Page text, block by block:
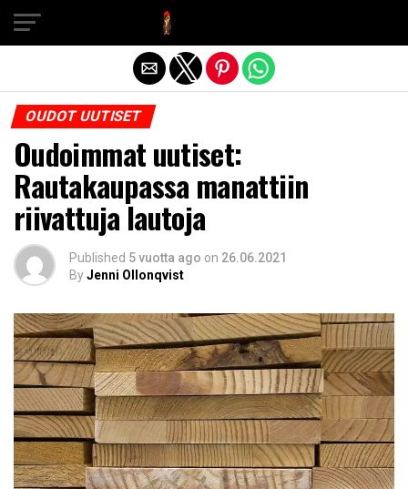
OUDOT UUTISET
Oudoimmat uutiset:
Rautakaupassa manattiin
riivattuja lautoja
Published 5 vuotta ago on 26.06.2021
ByJenni Ollonqvist
Exit mobile version